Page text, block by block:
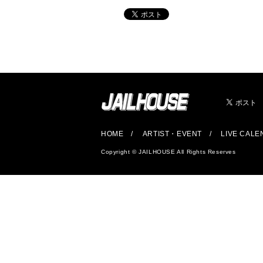
HOME ARTIST・EVENT LIVE
Copyright © JAILHOUSE All Rights Reserves